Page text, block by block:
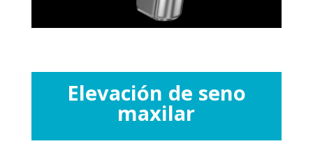
Elevación de seno
maxilar